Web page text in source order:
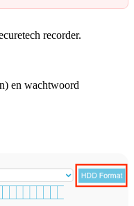
recorder.
en wachtwoord